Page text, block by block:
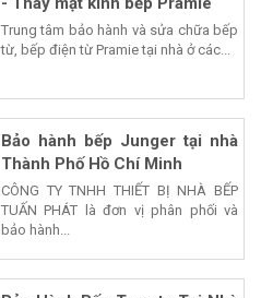
- Thay mặt kính bếp Pramie
Trung tâm bảo hành và sửa chữa bếp
từ, bếp điện từ Pramie tại nhà ở các...
Bảo hành bếp Junger tại nhà
Thành Phố Hồ Chí Minh
CÔNG TY TNHH THIẾT BỊ NHÀ BẾP
TUẤN PHÁT là đơn vị phân phối và
bảo hành...